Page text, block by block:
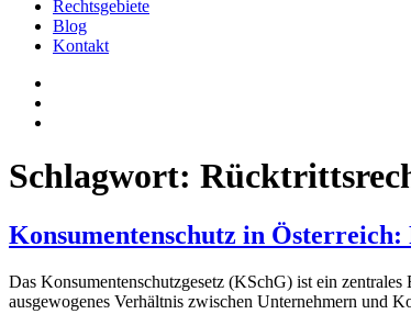
Rechtsgebiete
Blog
Kontakt
Schlagwort:
Konsumentenschutz in
Das Konsumentenschutzgesetz (KSchG) ist ein
ausgewogenes Verhältnis zwischen Unternehmern und